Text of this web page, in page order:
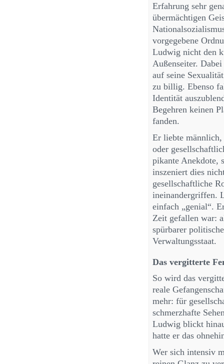
Erfahrung sehr
übermächtigen
vorgegebene
Ludwig nicht den
Außenseiter.
auf seine
zu billig. Ebenso
Identität
Begehren keinen
fanden.
Er liebte männlich,
oder
pikante Anekdote,
inszeniert dies
gesellschaftliche
ineinandergriffen.
einfach „genial“.
Zeit gefallen war:
spürbarer
Verwaltungsstaat.
Das vergitterte
So wird das
reale
mehr: für
schmerzhafte
Ludwig blickt
hatte er das
Wer sich intensiv